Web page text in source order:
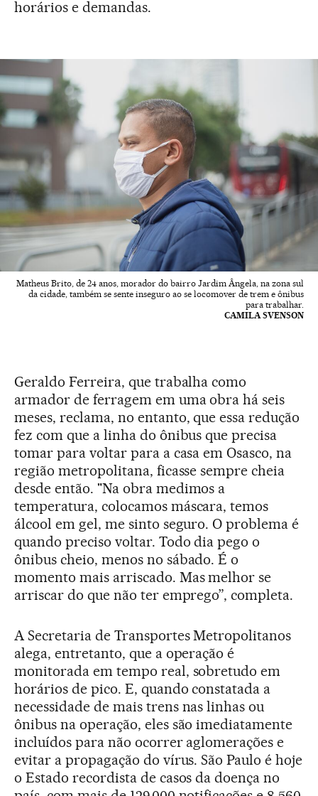
horários e demandas.
Matheus Brito, de 24 anos, morador do bairro Jardim Ângela, na zona sul
da cidade, também se sente inseguro ao se locomover de trem e ônibus
para trabalhar.
CAMILA SVENSON
Geraldo Ferreira, que trabalha como
armador de ferragem em uma obra há seis
meses, reclama, no entanto, que essa redução
fez com que a linha do ônibus que precisa
tomar para voltar para a casa em Osasco, na
região metropolitana, ficasse sempre cheia
desde então. "Na obra medimos a
temperatura, colocamos máscara, temos
álcool em gel, me sinto seguro. O problema é
quando preciso voltar. Todo dia pego o
ônibus cheio, menos no sábado. É o
momento mais arriscado. Mas melhor se
arriscar do que não ter emprego”, completa.
A Secretaria de Transportes Metropolitanos
alega, entretanto, que a operação é
monitorada em tempo real, sobretudo em
horários de pico. E, quando constatada a
necessidade de mais trens nas linhas ou
ônibus na operação, eles são imediatamente
incluídos para não ocorrer aglomerações e
evitar a propagação do vírus. São Paulo é hoje
o Estado recordista de casos da doença no